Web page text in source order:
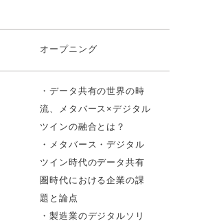
オープニング
・データ共有の世界の時
流、メタバース×デジタル
ツインの融合とは？
・メタバース・デジタル
ツイン時代のデータ共有
圏時代における企業の課
題と論点
・製造業のデジタルソリ